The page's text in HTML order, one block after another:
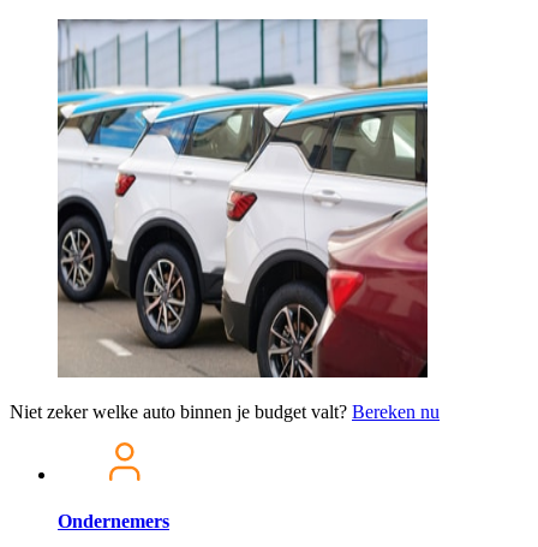
Niet zeker welke auto binnen je budget valt? Bereken nu
Ondernemers